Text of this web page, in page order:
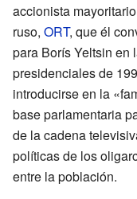
accionista
ruso, ORT, que él
para Borís Yeltsin en
presidenciales de
introducirse en la
base parlamentaria
de la cadena
políticas de los
entre la población.